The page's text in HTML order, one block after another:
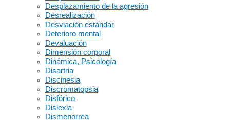
Desplazamiento de la agresión
Desrealización
Desviación estándar
Deterioro mental
Devaluación
Dimensión corporal
Dinámica, Psicología
Disartria
Discinesia
Discromatopsia
Disfórico
Dislexia
Dismenorrea